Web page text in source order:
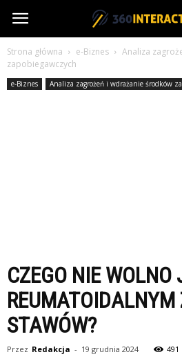
360interactive.pl
Strona główna e-Biznes
Analiza
zapobiegawczych
e-Biznes Analiza zagrożeń i wdrażanie środków
CZEGO NIE WOLNO
STAWÓW?
Przez Redakcja - 19 grudnia 2024 491